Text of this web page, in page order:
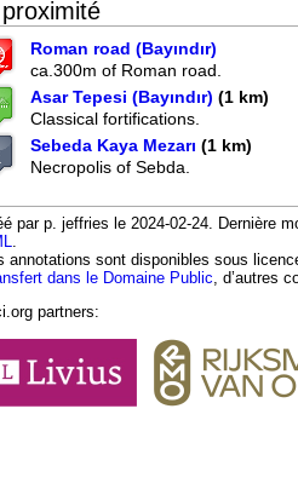
Roman road (Bayındır)
ca.300m of Roman road.
Asar Tepesi (Bayındır) (1 km)
Classical fortifications.
Sebeda Kaya Mezarı (1 km)
Necropolis of Sebda.
par p. jeffries le 2024-02-24. Dernière
annotations sont disponibles sous
dans le Domaine Public , d’autres
partners: